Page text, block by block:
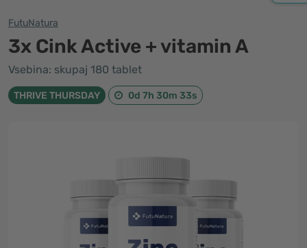
FutuNatura
3x Cink Active + vitamin A
Vsebina: skupaj 180 tablet
THRIVE THURSDAY 0d 7h 30m 32s